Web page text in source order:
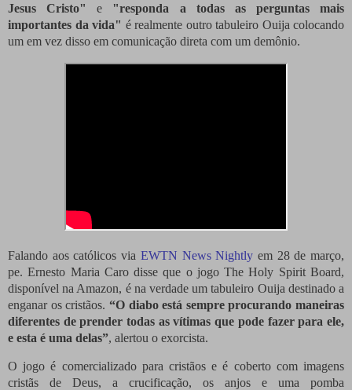
Jesus Cristo"
e "responda a todas as perguntas mais
importantes da vida" é realmente outro tabuleiro Ouija colocando
um em vez disso em comunicação direta com um demônio.
Falando aos católicos via EWTN News Nightly em 28 de março,
pe.Ernesto Maria Caro disse que o jogo The Holy Spirit Board,
disponível na Amazon, é na verdade um tabuleiro Ouija destinado a
enganar os cristãos. “O diabo está sempre procurando maneiras
diferentes de prender todas as vítimas que pode fazer para ele,
e esta é uma delas”, alertou o exorcista.
O jogo é comercializado para cristãos e é coberto com imagens
cristãs de Deus, a crucificação, os anjos e uma pomba